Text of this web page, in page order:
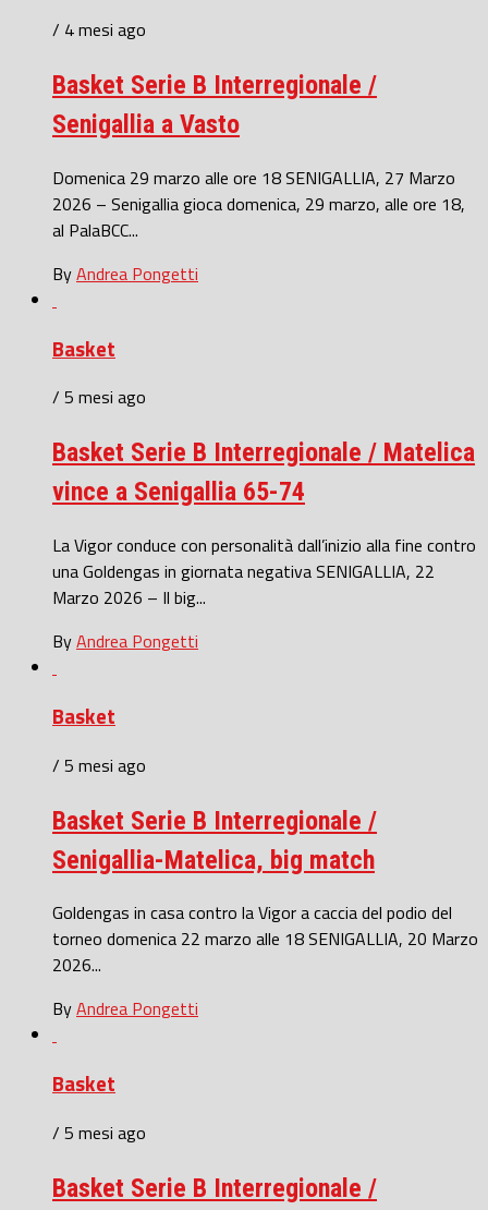
/ 4 mesi ago
Basket Serie B Interregionale /
Senigallia a Vasto
Domenica 29 marzo alle ore 18 SENIGALLIA, 27 Marzo
2026 – Senigallia gioca domenica, 29 marzo, alle ore 18,
al PalaBCC...
ByAndrea Pongetti
Basket
/ 5 mesi ago
Basket Serie B Interregionale / Matelica
vince a Senigallia 65-74
La Vigor conduce con personalità dall’inizio alla fine contro
una Goldengas in giornata negativa SENIGALLIA, 22
Marzo 2026 – Il big...
ByAndrea Pongetti
Basket
/ 5 mesi ago
Basket Serie B Interregionale /
Senigallia-Matelica, big match
Goldengas in casa contro la Vigor a caccia del podio del
torneo domenica 22 marzo alle 18 SENIGALLIA, 20 Marzo
2026...
ByAndrea Pongetti
Basket
/ 5 mesi ago
Basket Serie B Interregionale /